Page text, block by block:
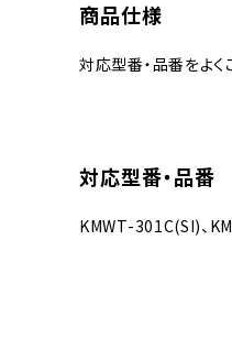
商品仕様
対応型番・品番をよく
対応型番・品番
KMWT-301C(SI)、